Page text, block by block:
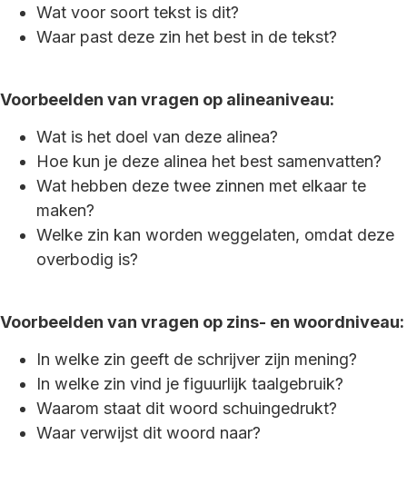
Wat voor soort tekst is dit?
Waar past deze zin het best in de tekst?
Voorbeelden van vragen op alineaniveau:
Wat is het doel van deze alinea?
Hoe kun je deze alinea het best samenvatten?
Wat hebben deze twee zinnen met elkaar te
maken?
Welke zin kan worden weggelaten, omdat deze
overbodig is?
Voorbeelden van vragen op zins- en woordniveau:
In welke zin geeft de schrijver zijn mening?
In welke zin vind je figuurlijk taalgebruik?
Waarom staat dit woord schuingedrukt?
Waar verwijst dit woord naar?